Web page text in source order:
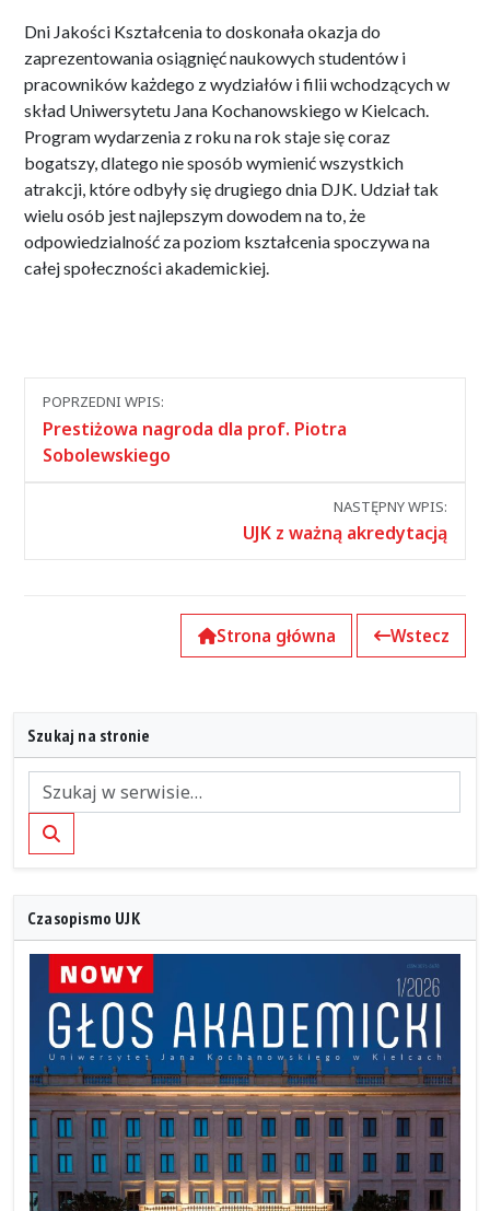
Dni Jakości Kształcenia to doskonała okazja do
zaprezentowania osiągnięć naukowych studentów i
pracowników każdego z wydziałów i filii wchodzących w
skład Uniwersytetu Jana Kochanowskiego w Kielcach.
Program wydarzenia z roku na rok staje się coraz
bogatszy, dlatego nie sposób wymienić wszystkich
atrakcji, które odbyły się drugiego dnia DJK. Udział tak
wielu osób jest najlepszym dowodem na to, że
odpowiedzialność za poziom kształcenia spoczywa na
całej społeczności akademickiej.
Nawigacja
między
wpisami
POPRZEDNI WPIS:
Prestiżowa nagroda dla prof. Piotra
Sobolewskiego
NASTĘPNY WPIS:
UJK z ważną akredytacją
Strona główna Wstecz
Szukaj na stronie
Szukaj
Czasopismo UJK